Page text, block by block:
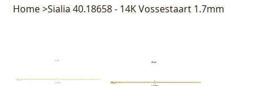
Home>Sialia 40.18658 - 14K Vossestaart 1.7mm